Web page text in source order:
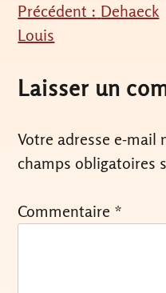
Navigation
de
l’article
Précédent : Dehaeck
Louis
Laisser un
Votre adresse e-mail
champs obligatoires
Commentaire *